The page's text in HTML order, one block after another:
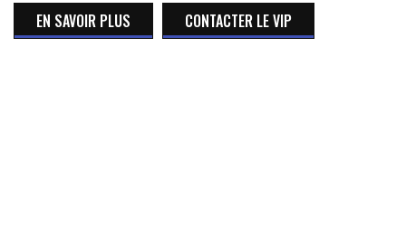
EN SAVOIR PLUS CONTACTER LE VIP